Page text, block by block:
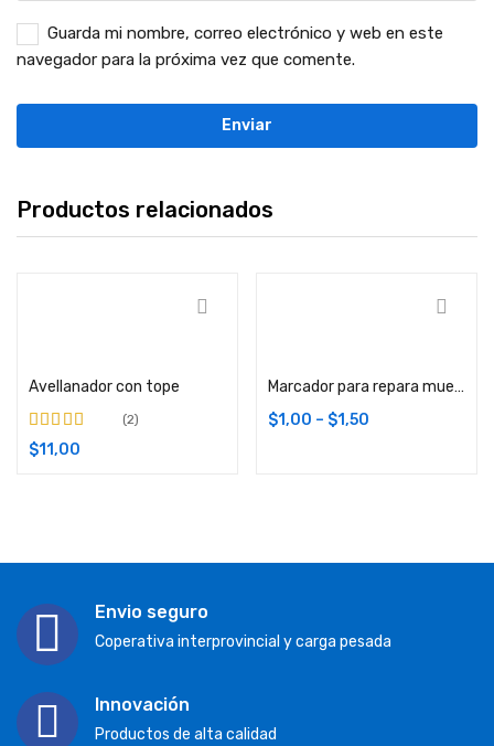
Guarda mi nombre, correo electrónico y web en este
navegador para la próxima vez que comente.
Productos relacionados
Avellanador con tope
Valorado en
4.00de 5
2
$11,00
Marcador para repara muebles
$1,00 – $1,50
Envio seguro
Coperativa interprovincial y carga pesada
Innovación
Productos de alta calidad